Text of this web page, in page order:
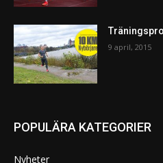
9 april, 2015
POPULÄRA KATEGORIER
Nyheter